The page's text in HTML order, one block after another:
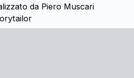
da Piero Muscari